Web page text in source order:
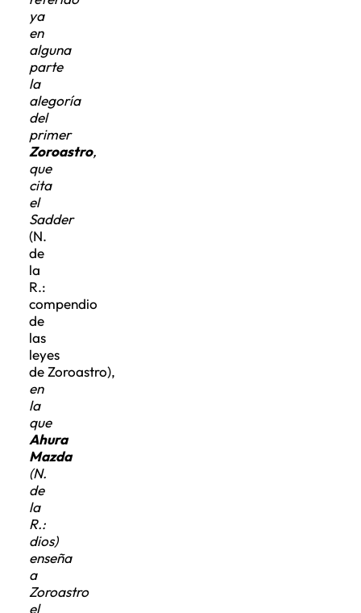
ya
en
alguna
parte
la
alegoría
del
primer
Zoroastro
que
cita
el
Sadder
(N.
de
la
R.:
compendio
de
las
leyes
de Zoroastro),
en
la
que
Ahura
Mazda
(N.
de
la
R.:
dios)
enseña
a
Zoroastro
el